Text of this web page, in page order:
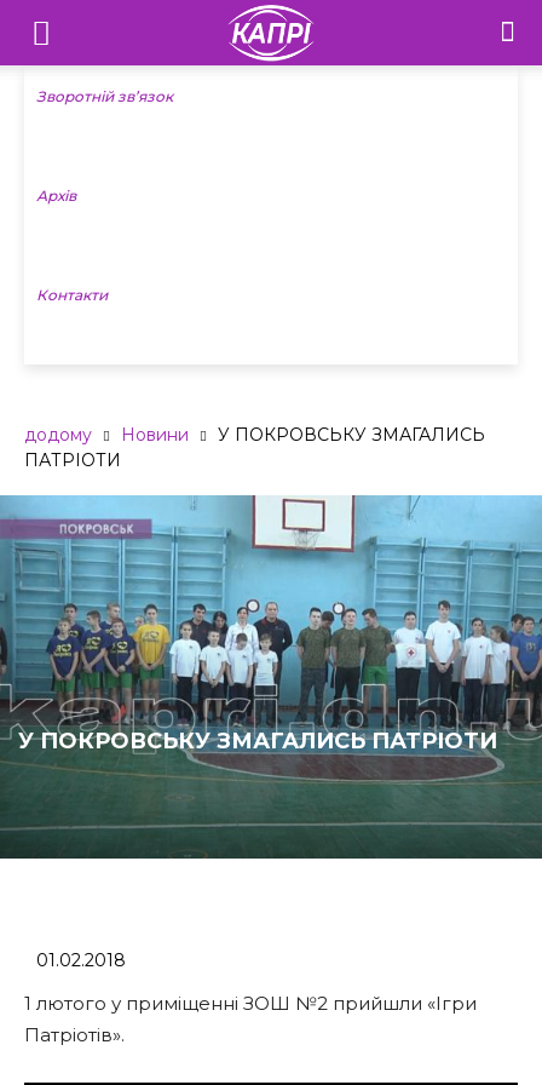
Телебачення
«Капрі»
Новини
Зворотній зв’язок
Архів
Контакти
додому Новини
У ПОКРОВСЬКУ ЗМАГАЛИСЬ
ПАТРІОТИ
У ПОКРОВСЬКУ ЗМАГАЛИСЬ ПАТРІОТИ
01.02.2018
1 лютого у приміщенні ЗОШ №2 прийшли «Ігри
Патріотів».